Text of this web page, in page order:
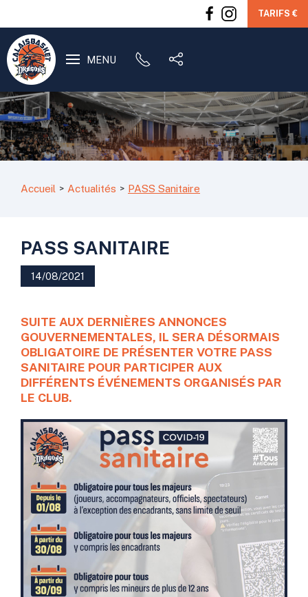
TARIFS €
MENU
Accueil Actualités PASS Sanitaire
PASS SANITAIRE
14/08/2021
SUITE AUX DERNIÈRES ANNONCES
GOUVERNEMENTALES, IL SERA DÉSORMAIS
OBLIGATOIRE DE PRÉSENTER VOTRE PASS
SANITAIRE POUR PARTICIPER AUX
DIFFÉRENTS ÉVÉNEMENTS ORGANISÉS PAR
LE CLUB.